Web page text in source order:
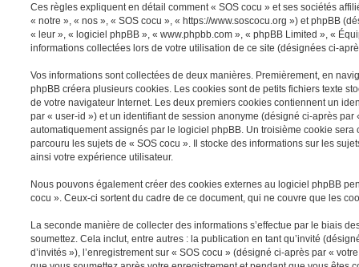
Ces règles expliquent en détail comment « SOS cocu » et ses sociétés
« notre », « nos », « SOS cocu », « https://www.soscocu.org ») et phpBB
« leur », « logiciel phpBB », « www.phpbb.com », « phpBB Limited », «
informations collectées lors de votre utilisation de ce site (désignées ci-
Vos informations sont collectées de deux manières. Premièrement, en
phpBB créera plusieurs cookies. Les cookies sont de petits fichiers texte
de votre navigateur Internet. Les deux premiers cookies contiennent un
par « user-id ») et un identifiant de session anonyme (désigné ci-après par
automatiquement assignés par le logiciel phpBB. Un troisième cookie sera
parcouru les sujets de « SOS cocu ». Il stocke des informations sur les
ainsi votre expérience utilisateur.
Nous pouvons également créer des cookies externes au logiciel phpBB
cocu ». Ceux-ci sortent du cadre de ce document, qui ne couvre que les
La seconde manière de collecter des informations s’effectue par le biais
soumettez. Cela inclut, entre autres : la publication en tant qu’invité
d’invités »), l’enregistrement sur « SOS cocu » (désigné ci-après par «